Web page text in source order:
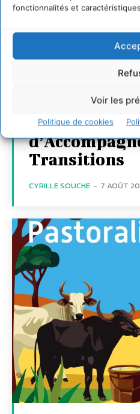
fonctionnalités et
Voir les
Politique de cookies
Transformer
territoires
coopération
Commun
Transitions
CYRILLE SOUCHE - 7 AOÛT